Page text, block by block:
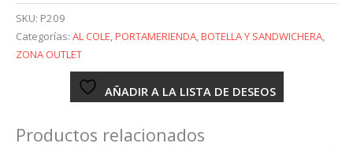
y
Taza
Capitán
América
SKU: P209
Categorías: AL COLE,PORTAMERIENDA, BOTELLA Y SANDWICHERA,
ZONA OUTLET
AÑADIR A LA LISTA DE DESEOS
Productos relacionados